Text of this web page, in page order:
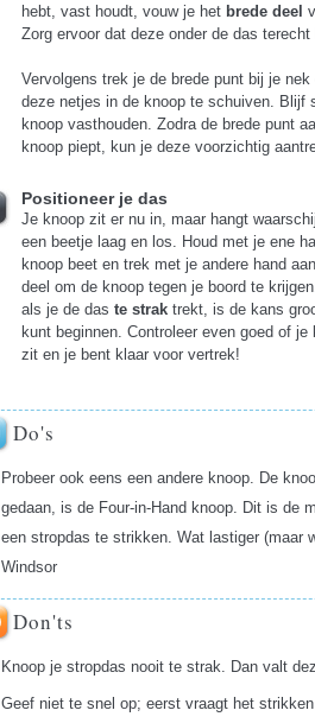
hebt, vast houdt, vouw je het brede deel
Zorg ervoor dat deze onder de das terecht
Vervolgens trek je de brede punt bij je nek
deze netjes in de knoop te schuiven. Blijf
knoop vasthouden. Zodra de brede punt
knoop piept, kun je deze voorzichtig
Positioneer je das
Je knoop zit er nu in, maar hangt
een beetje laag en los. Houd met je ene
knoop beet en trek met je andere hand
deel om de knoop tegen je boord te
als je de daste strak trekt, is de kans
kunt beginnen. Controleer even goed of
zit en je bent klaar voor vertrek!
Do's
Probeer ook eens een andere knoop. De
gedaan, is de Four-in-Hand knoop. Dit is de
een stropdas te strikken. Wat lastiger (maar
Windsor
Don'ts
Knoop je stropdas nooit te strak. Dan valt
Geef niet te snel op; eerst vraagt het